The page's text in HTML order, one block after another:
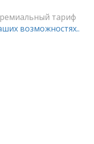
тариф
возможностях..